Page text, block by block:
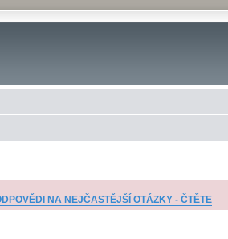
NA NEJČASTĚJŠÍ OTÁZKY - ČTĚTE